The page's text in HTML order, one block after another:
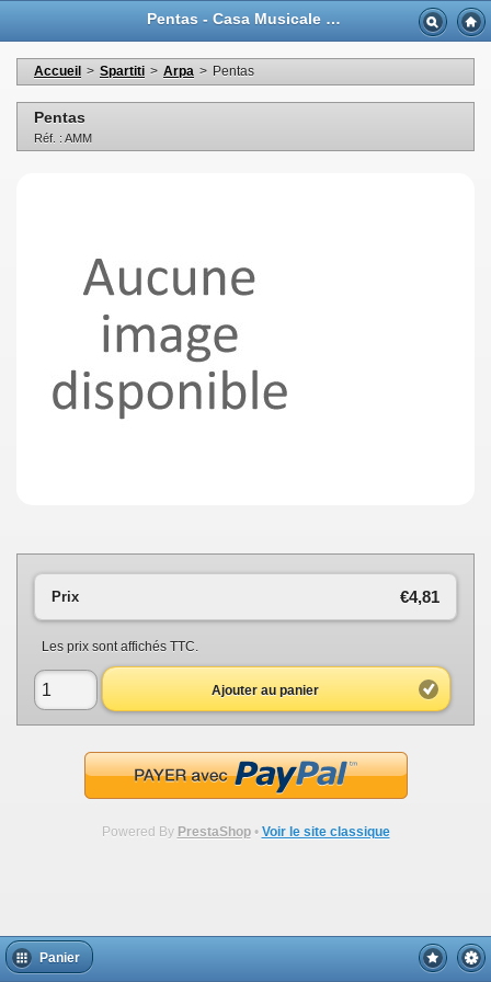
Pentas - Casa Musicale Eco
Accueil > Spartiti > Arpa > Pentas
Pentas
Réf. : AMM
€4,81
Prix
Les prix sont affichés TTC.
Ajouter au panier
Powered By PrestaShop• Voir le site classique
Panier